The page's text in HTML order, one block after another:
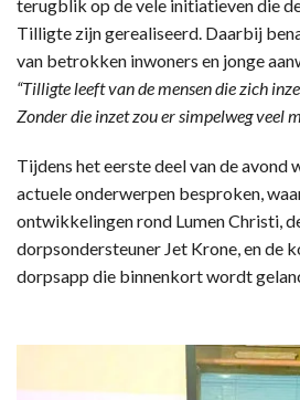
terugblik op de vele initiatieven die
Tilligte zijn gerealiseerd. Daarbij
van betrokken inwoners en jonge
“Tilligte leeft van de mensen die zich
Zonder die inzet zou er simpelweg veel
Tijdens het eerste deel van de avond
actuele onderwerpen besproken,
ontwikkelingen rond Lumen Christi,
dorpsondersteuner Jet Krone, en de
dorpsapp die binnenkort wordt